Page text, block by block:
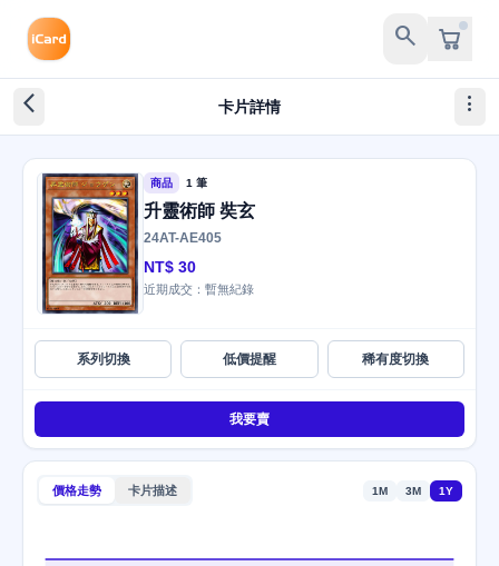
search
arrow_back_ios_new 卡片詳情 more_vert
商品 1 筆
升靈術師 奘玄
24AT-AE405
NT$ 30
近期成交：暫無紀錄
系列切換 低價提醒 稀有度切換
我要賣
價格走勢 卡片描述 1M 3M 1Y